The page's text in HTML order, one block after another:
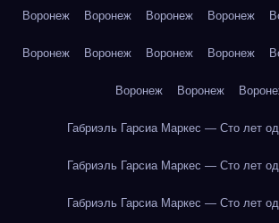
Воронеж Воронеж Воронеж Воронеж
Воронеж Воронеж Воронеж Воронеж
Воронеж Воронеж
Габриэль Гарсиа Маркес — Сто лет
Габриэль Гарсиа Маркес — Сто лет
Габриэль Гарсиа Маркес — Сто лет